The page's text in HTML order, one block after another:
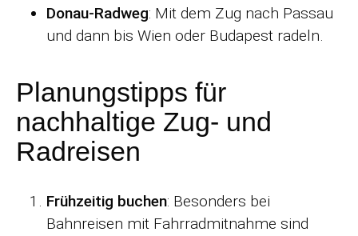
Donau-Radweg: Mit dem Zug nach Passau
und dann bis Wien oder Budapest radeln.
Planungstipps für
nachhaltige Zug- und
Radreisen
Frühzeitig buchen: Besonders bei
Bahnreisen mit Fahrradmitnahme sind